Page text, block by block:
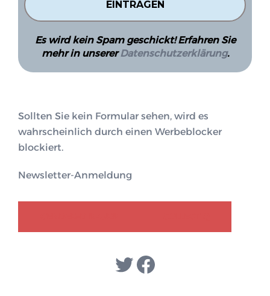
Es wird kein Spam geschickt! Erfahren Sie
mehr in unsererDatenschutzerklärung.
Sollten Sie kein Formular sehen, wird es
wahrscheinlich durch einen Werbeblocker
blockiert.
Newsletter-Anmeldung
Twitter
Facebook